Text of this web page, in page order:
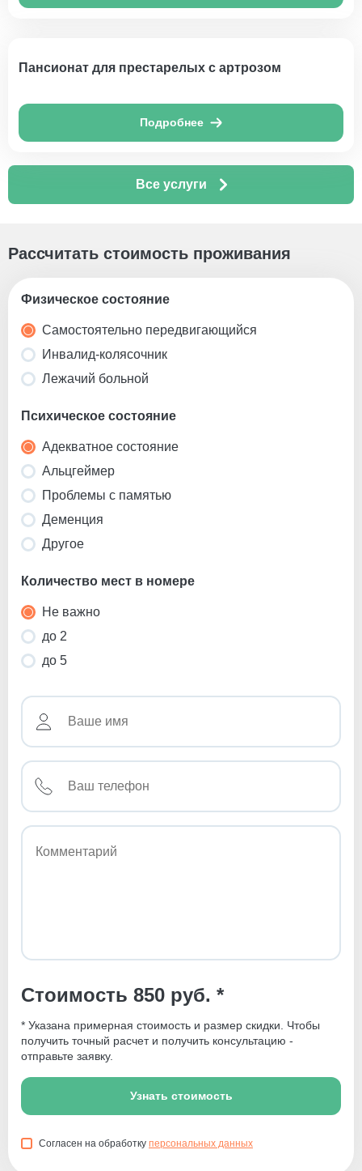
Пансионат для престарелых с артрозом
Подробнее
Все услуги
Рассчитать стоимость проживания
Физическое состояние
Самостоятельно передвигающийся
Инвалид-колясочник
Лежачий больной
Психическое состояние
Адекватное состояние
Альцгеймер
Проблемы с памятью
Деменция
Другое
Количество мест в номере
Не важно
до 2
до 5
Стоимость 850 руб. *
* Указана примерная стоимость и размер скидки. Чтобы
получить точный расчет и получить консультацию -
отправьте заявку.
Узнать стоимость
Согласен на обработку персональных данных